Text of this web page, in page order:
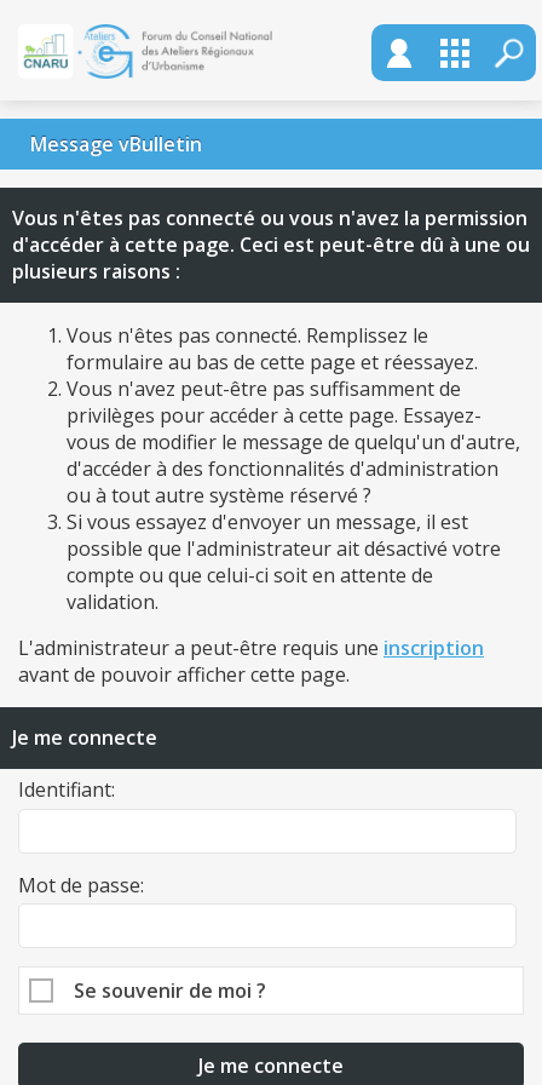
Message vBulletin
Vous n'êtes pas connecté ou vous n'avez la permission
d'accéder à cette page. Ceci est peut-être dû à une ou
plusieurs raisons :
Vous n'êtes pas connecté. Remplissez le
formulaire au bas de cette page et réessayez.
Vous n'avez peut-être pas suffisamment de
privilèges pour accéder à cette page. Essayez-
vous de modifier le message de quelqu'un d'autre,
d'accéder à des fonctionnalités d'administration
ou à tout autre système réservé ?
Si vous essayez d'envoyer un message, il est
possible que l'administrateur ait désactivé votre
compte ou que celui-ci soit en attente de
validation.
L'administrateur a peut-être requis une inscription
avant de pouvoir afficher cette page.
Je me connecte
Identifiant:
Mot de passe:
Se souvenir de moi ?
Je me connecte